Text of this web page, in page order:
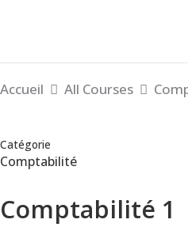
contenu
Accueil
All Courses
Catégorie
Comptabilité
Comptabilité 1